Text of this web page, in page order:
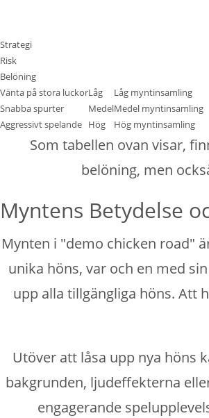
Strategi
Risk
Belöning
Vänta på stora luckorLåg
Låg myntinsamling
Snabba spurter
MedelMedel myntinsamling
Aggressivt spelande Hög Hög myntinsamling
Som tabellen ovan visar,
belöning, men
Myntens Betydelse
Mynten i "demo chicken road"
unika höns, var och en med
upp alla tillgängliga höns. Att
Utöver att låsa upp nya höns
bakgrunden, ljudeffekterna
engagerande